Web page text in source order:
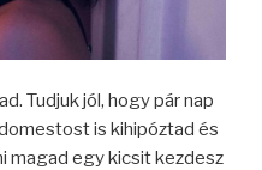
Tudjuk jól, hogy pár nap
is kihipóztad és
magad egy kicsit kezdesz